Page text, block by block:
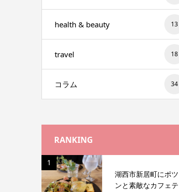
health & beauty 13
travel 18
コラム 34
RANKING
1
湖西市新居町にポツ
ンと素敵なカフェテ